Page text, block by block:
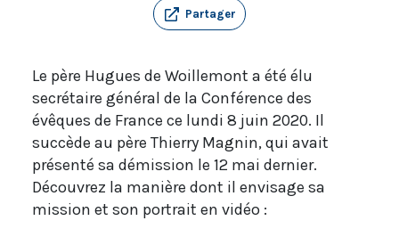
Partager
Le père Hugues de Woillemont a été élu
secrétaire général de la Conférence des
évêques de France ce lundi 8 juin 2020. Il
succède au père Thierry Magnin, qui avait
présenté sa démission le 12 mai dernier.
Découvrez la manière dont il envisage sa
mission et son portrait en vidéo :